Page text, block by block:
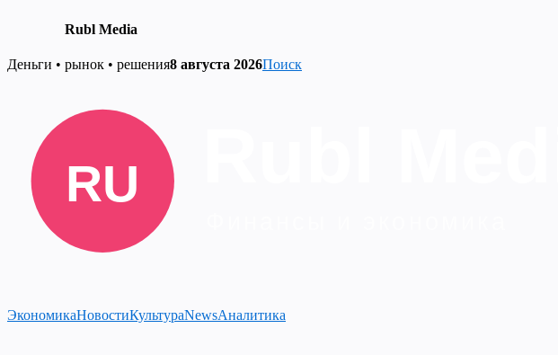
Rubl Media
Skip
Деньги • рынок • решения8 августа 2026Поиск
ЭкономикаНовостиКультураNewsАналитика